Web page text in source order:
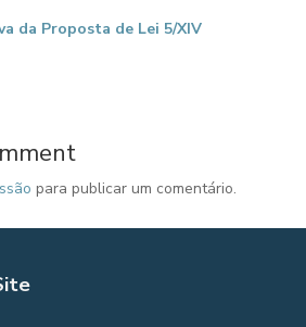
da Proposta de Lei 5/XIV
para publicar um comentário.